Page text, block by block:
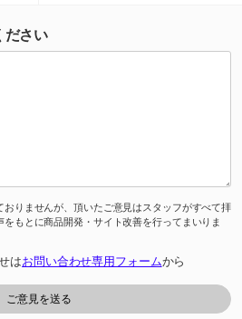
ださい
りませんが、頂いたご意見はスタッフがすべて拝
もとに商品開発・サイト改善を行ってまいりま
はお問い合わせ専用フォームから